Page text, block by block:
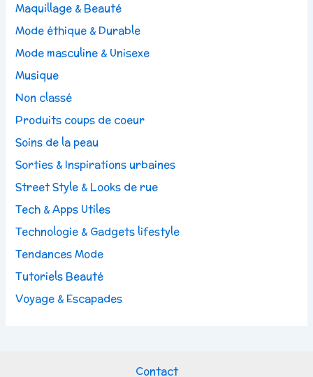
Maquillage & Beauté
Mode éthique & Durable
Mode masculine & Unisexe
Musique
Non classé
Produits coups de coeur
Soins de la peau
Sorties & Inspirations urbaines
Street Style & Looks de rue
Tech & Apps Utiles
Technologie & Gadgets lifestyle
Tendances Mode
Tutoriels Beauté
Voyage & Escapades
Contact